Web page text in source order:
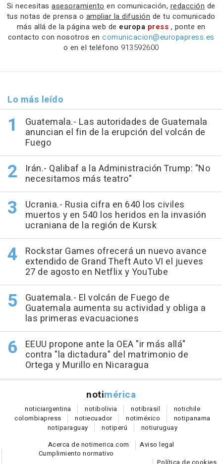
Si necesitas asesoramiento en comunicación, redacción de
tus notas de prensa o ampliar la difusión de tu comunicado
más allá de la página web de europa press , ponte en
contacto con nosotros en comunicacion@europapress.es
o en el teléfono 913592600
Lo más leído
Guatemala.- Las autoridades de Guatemala
anuncian el fin de la erupción del volcán de
Fuego
Irán.- Qalibaf a la Administración Trump: "No
necesitamos más teatro"
Ucrania.- Rusia cifra en 640 los civiles
muertos y en 540 los heridos en la invasión
ucraniana de la región de Kursk
Rockstar Games ofrecerá un nuevo avance
extendido de Grand Theft Auto VI el jueves
27 de agosto en Netflix y YouTube
Guatemala.- El volcán de Fuego de
Guatemala aumenta su actividad y obliga a
las primeras evacuaciones
EEUU propone ante la OEA "ir más allá"
contra "la dictadura" del matrimonio de
Ortega y Murillo en Nicaragua
notimérica
noticiargentina notibolivia notibrasil notichile
colombiapress notiecuador notiméxico notipanama
notiparaguay notiperú notiuruguay
Acerca de notimerica.com
Aviso legal
Cumplimiento normativo